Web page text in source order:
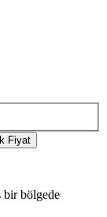
Fiyat
bir bölgede